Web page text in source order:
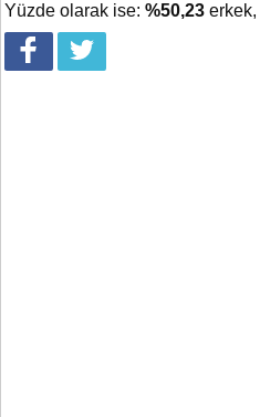
Yüzde olarak ise: %50,23 erkek,